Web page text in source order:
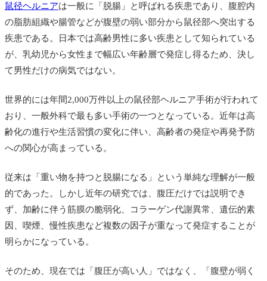
鼠径ヘルニアは一般に「脱腸」と呼ばれる疾患であり、腹腔内
の脂肪組織や腸管などが腹壁の弱い部分から鼠径部へ突出する
疾患である。日本では高齢男性に多い疾患として知られている
が、乳幼児から女性まで幅広い年齢層で発症し得るため、決し
て男性だけの病気ではない。
世界的には年間2,000万件以上の鼠径部ヘルニア手術が行われて
おり、一般外科で最も多い手術の一つとなっている。近年は高
齢化の進行や生活習慣の変化に伴い、高齢者の発症や再発予防
への関心が高まっている。
従来は「重い物を持つと脱腸になる」という単純な理解が一般
的であった。しかし近年の研究では、腹圧だけでは説明でき
ず、加齢に伴う筋膜の脆弱化、コラーゲン代謝異常、遺伝的素
因、喫煙、慢性疾患など複数の因子が重なって発症することが
明らかになっている。
そのため、現在では「腹圧が高い人」ではなく、「腹壁が弱く